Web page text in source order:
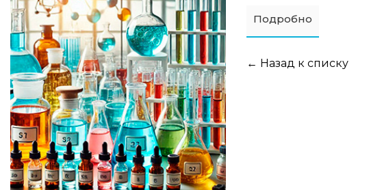
Подробно
← Назад к списку